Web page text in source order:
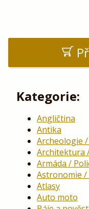
Kategorie:
Angličtina
Antika
Archeologie
Architektura
Armáda /
Astronomie /
Atlasy
Auto moto